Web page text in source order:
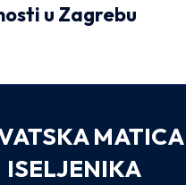
u Zagrebu
MATICA
ISELJENIKA